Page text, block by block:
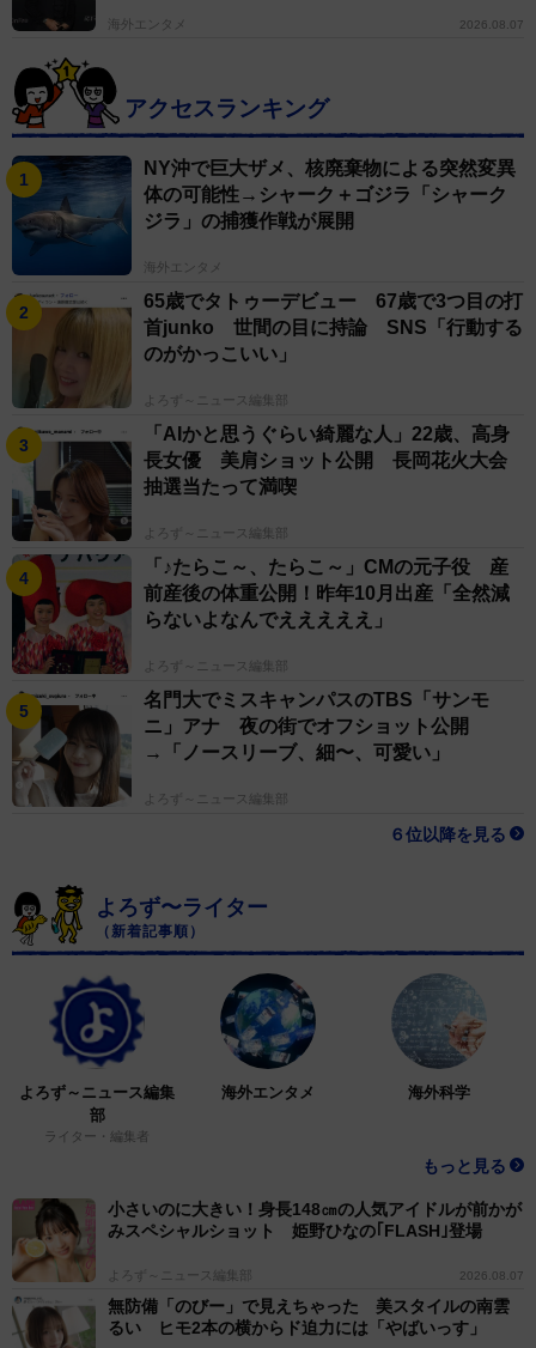
海外エンタメ 2026.08.07
アクセスランキング
NY沖で巨大ザメ、核廃棄物による突然変異
体の可能性→シャーク＋ゴジラ「シャーク
ジラ」の捕獲作戦が展開
海外エンタメ
65歳でタトゥーデビュー 67歳で3つ目の打
首junko 世間の目に持論 SNS「行動する
のがかっこいい」
よろず～ニュース編集部
「AIかと思うぐらい綺麗な人」22歳、高身
長女優 美肩ショット公開 長岡花火大会
抽選当たって満喫
よろず～ニュース編集部
「♪たらこ～、たらこ～」CMの元子役 産
前産後の体重公開！昨年10月出産「全然減
らないよなんでえええええ」
よろず～ニュース編集部
名門大でミスキャンパスのTBS「サンモ
ニ」アナ 夜の街でオフショット公開
→「ノースリーブ、細〜、可愛い」
よろず～ニュース編集部
６位以降を見る
よろず〜ライター
（新着記事順）
よろず～ニュース編集
部
ライター・編集者
海外エンタメ 海外科学
もっと見る
小さいのに大きい！身長148㎝の人気アイドルが前かが
みスペシャルショット 姫野ひなの｢FLASH｣登場
よろず～ニュース編集部 2026.08.07
無防備「のびー」で見えちゃった 美スタイルの南雲
るい ヒモ2本の横からド迫力には「やばいっす」